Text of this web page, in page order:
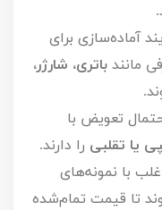
آماده‌سازی برای
مانند باتری، شارژر،
تعویض با
یا تقلبی را دارند.
با نمونه‌های
تا قیمت تمام‌شده